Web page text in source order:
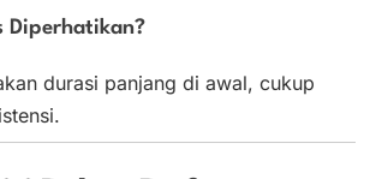
Diperhatikan?
durasi panjang di awal, cukup